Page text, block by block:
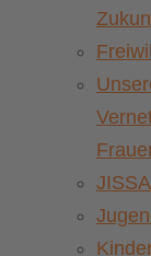
JISSA